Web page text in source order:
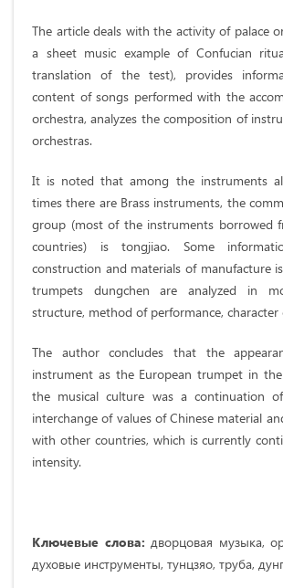
The article deals with the activity of palace
a sheet music example of Confucian
translation of the test), provides
content of songs performed with the
orchestra, analyzes the composition of
orchestras.
It is noted that among the instruments
times there are Brass instruments, the
group (most of the instruments borrowed
countries) is tongjiao. Some
construction and materials of manufacture
trumpets dungchen are analyzed in
structure, method of performance, character
The author concludes that the
instrument as the European trumpet in
the musical culture was a continuation
interchange of values of Chinese material
with other countries, which is currently
intensity.
Ключевые слова: дворцовая музыка,
духовые инструменты, тунцзяо, труба,